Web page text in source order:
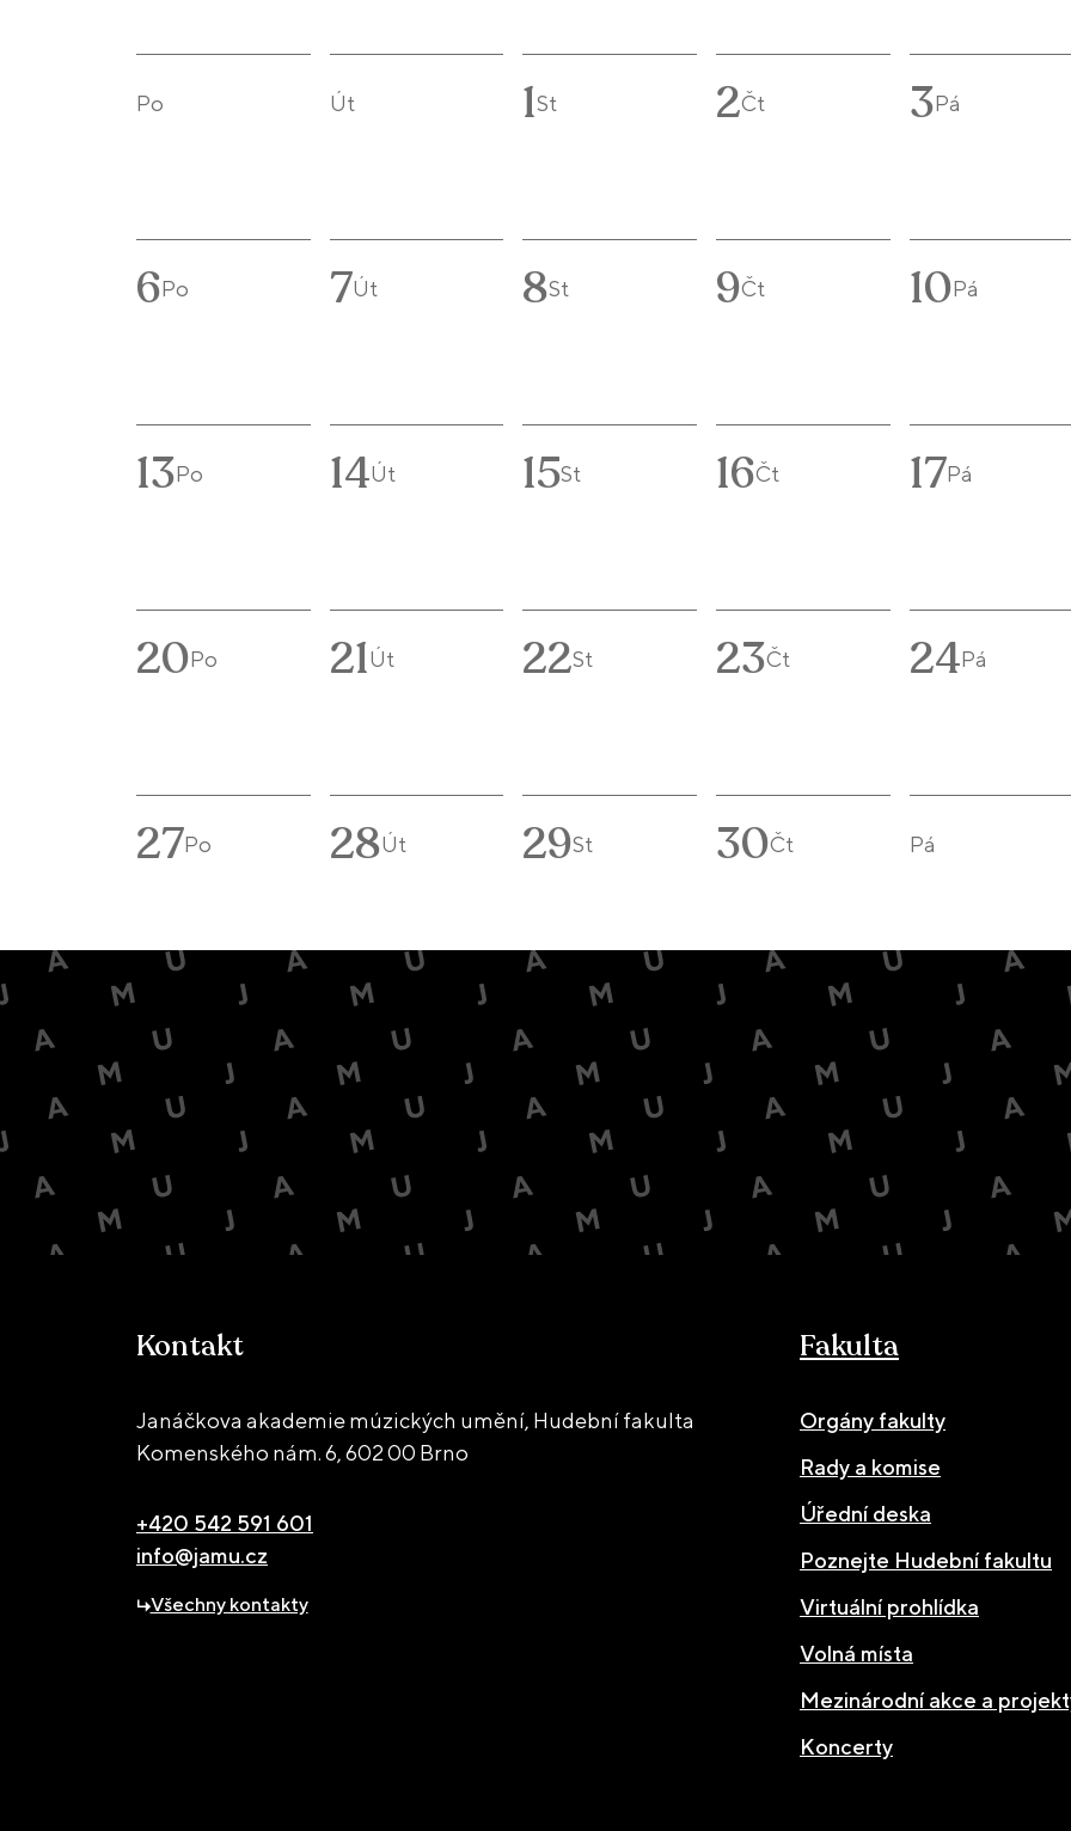
Po Út 1St 2Čt 3Pá
6Po 7Út 8St 9Čt 10Pá
13Po 14Út 15St 16Čt 17Pá
20Po 21Út 22St 23Čt 24Pá
27Po 28Út 29St 30Čt Pá
Kontakt
Janáčkova akademie múzických umění, Hudební fakulta
Komenského nám. 6,602 00 Brno
+420 542 591 601
info@jamu.cz
Všechny kontakty
Fakulta
Orgány fakulty
Rady a komise
Úřední deska
Poznejte Hudební fakultu
Virtuální prohlídka
Volná místa
Mezinárodní akce a
Koncerty